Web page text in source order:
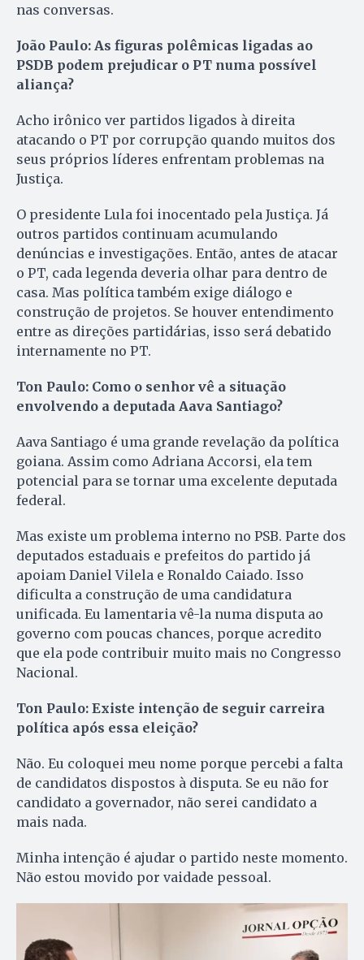
nas conversas.
João Paulo: As figuras polêmicas ligadas ao
PSDB podem prejudicar o PT numa possível
aliança?
Acho irônico ver partidos ligados à direita
atacando o PT por corrupção quando muitos dos
seus próprios líderes enfrentam problemas na
Justiça.
O presidente Lula foi inocentado pela Justiça. Já
outros partidos continuam acumulando
denúncias e investigações. Então, antes de atacar
o PT, cada legenda deveria olhar para dentro de
casa. Mas política também exige diálogo e
construção de projetos. Se houver entendimento
entre as direções partidárias, isso será debatido
internamente no PT.
Ton Paulo: Como o senhor vê a situação
envolvendo a deputada Aava Santiago?
Aava Santiago é uma grande revelação da política
goiana. Assim como Adriana Accorsi, ela tem
potencial para se tornar uma excelente deputada
federal.
Mas existe um problema interno no PSB. Parte dos
deputados estaduais e prefeitos do partido já
apoiam Daniel Vilela e Ronaldo Caiado. Isso
dificulta a construção de uma candidatura
unificada. Eu lamentaria vê-la numa disputa ao
governo com poucas chances, porque acredito
que ela pode contribuir muito mais no Congresso
Nacional.
Ton Paulo: Existe intenção de seguir carreira
política após essa eleição?
Não. Eu coloquei meu nome porque percebi a falta
de candidatos dispostos à disputa. Se eu não for
candidato a governador, não serei candidato a
mais nada.
Minha intenção é ajudar o partido neste momento.
Não estou movido por vaidade pessoal.